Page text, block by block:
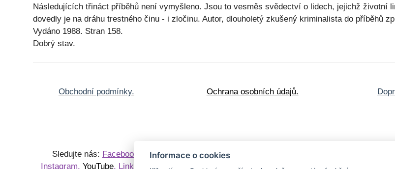
Následujících třináct příběhů není vymyšleno. Jsou to vesměs svědectví o lidech, jejichž životní
dovedly je na dráhu trestného činu - i zločinu. Autor, dlouholetý zkušený kriminalista do příběhů
Vydáno 1988. Stran 158.
Dobrý stav.
Obchodní podmínky. Ochrana osobních údajů.
Sledujte nás: Facebook
Instagram, YouTube, LinkedIn
KnihyPoškozené knihy
Sběratelské edice
Obrazy a
Informace o cookies